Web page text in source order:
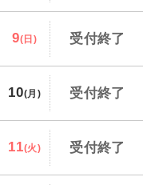
9(日) 受付終了
10(月) 受付終了
11(火) 受付終了